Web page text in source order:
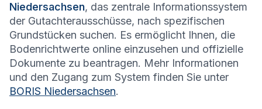
Niedersachsen, das zentrale Informationssystem
der Gutachterausschüsse, nach spezifischen
Grundstücken suchen. Es ermöglicht Ihnen, die
Bodenrichtwerte online einzusehen und offizielle
Dokumente zu beantragen. Mehr Informationen
und den Zugang zum System finden Sie unter
BORIS Niedersachsen.